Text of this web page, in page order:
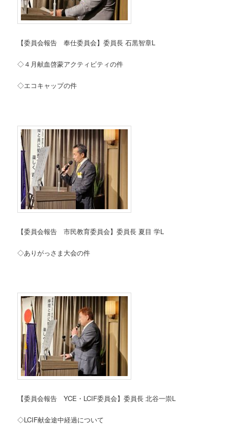
【委員会報告 奉仕委員会】委員長 石黒智章L
◇４月献血啓蒙アクティビティの件
◇エコキャップの件
【委員会報告 市民教育委員会】委員長 夏目 学L
◇ありがっさま大会の件
【委員会報告 YCE・LCIF委員会】委員長 北谷一崇L
◇LCIF献金途中経過について